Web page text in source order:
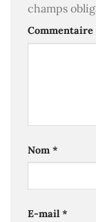
champs
Commentaire
Nom *
E-mail*